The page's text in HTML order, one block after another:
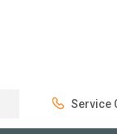
Service